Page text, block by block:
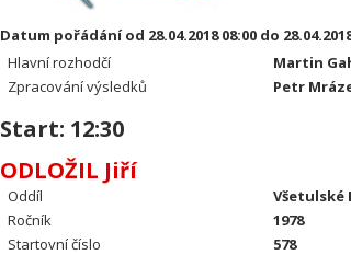
Datum pořádání od 28.04.2018 08:00 do
Hlavní rozhodčí
Martin
Zpracování výsledků
Petr
Start: 12:30
ODLOŽIL Jiří
Oddíl
Všetulské
Ročník
1978
Startovní číslo
578